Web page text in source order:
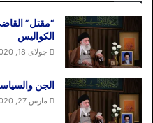
“مقتل”
الکوالیس
جولای 18, 2020
الجن
مارس 27, 2020